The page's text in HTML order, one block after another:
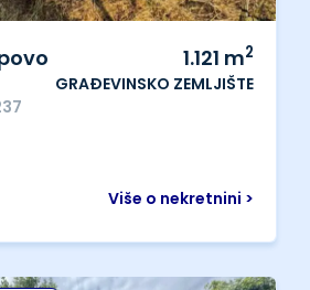
1.121 m2
GRAĐEVINSKO ZEMLJIŠTE
Više o nekretnini >